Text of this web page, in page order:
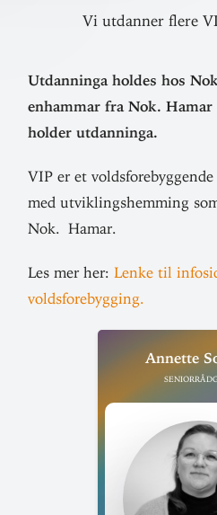
Vi utdanner flere
Utdan­ninga holdes hos
en­hammar fra Nok.
holder utdanninga.
VIP er et
med utvik­lings­hemming
Nok. Hamar.
Les mer her:Lenke til
voldsforebygging.
Annette